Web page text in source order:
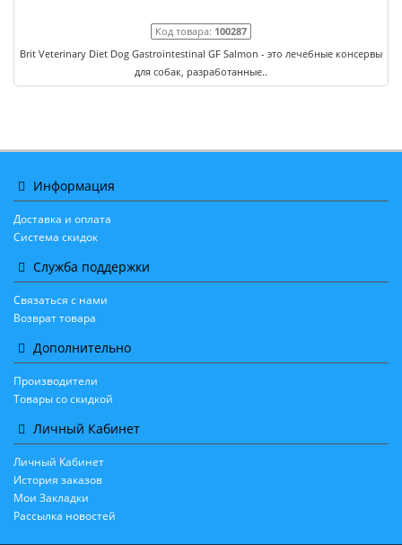
Код товара: 100287
Brit Veterinary Diet Dog Gastrointestinal GF Salmon - это лечебные консервы
для собак, разработанные..
Информация
Доставка и оплата
Система скидок
Служба поддержки
Связаться с нами
Возврат товара
Дополнительно
Производители
Товары со скидкой
Личный Кабинет
Личный Кабинет
История заказов
Мои Закладки
Рассылка новостей